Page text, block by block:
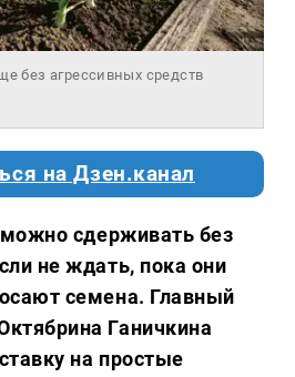
без агрессивных средств
на Дзен.канал
сдерживать без
не ждать, пока они
семена. Главный
Ганичкина
на простые